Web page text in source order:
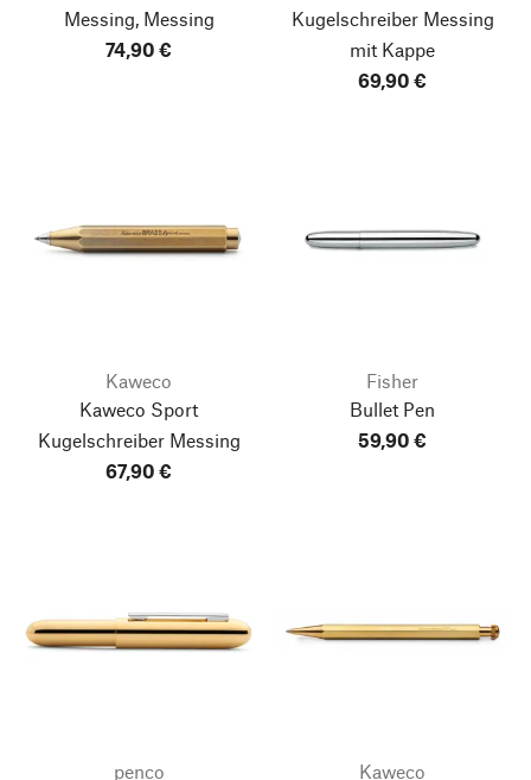
Messing, Messing
74,90 €
Kugelschreiber Messing
mit Kappe
69,90 €
Kaweco
Kaweco Sport
Kugelschreiber Messing
67,90 €
Fisher
Bullet Pen
59,90 €
penco Kaweco